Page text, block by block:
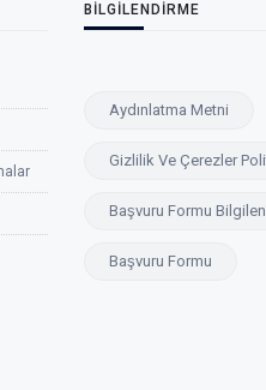
BİLGİLENDİRME
Aydınlatma Metni
Gizlilik Ve Çerezler
Başvuru Formu
Başvuru Formu